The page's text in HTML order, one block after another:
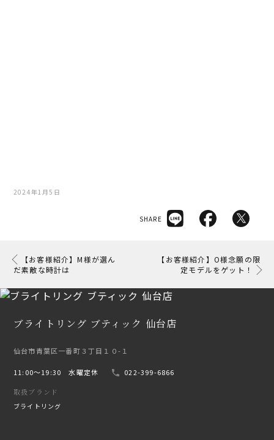
2024年1月5日
SHARE
【お客様紹介】M様が選ん
だ素敵な時計は
【お客様紹介】O様念願の限
定モデルをゲット！
ブライトリング ブティック 仙台店
仙台市青葉区一番町３丁目１０-１
11:00〜19:30 水曜定休
022-399-6866
取扱ブランド
ブライトリング